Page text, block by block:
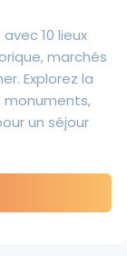
10 lieux
marchés
Explorez la
monuments,
un séjour